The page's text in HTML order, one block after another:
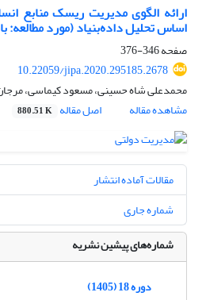
ارائه الگوی مدیریت ریسک منابع
اساس تحلیل داده‌بنیاد (مورد‌ مطا‌لعه:
صفحه346-376
10.22059/jipa.2020.295185.2678
محمدعلی شاه حسینی، مسعود کیماسی،
مشاهده مقاله
اصل مقاله 880.51 K
مقالات آماده انتشار
شماره جاری
شماره‌های پیشین نشریه
دوره 18 (1405)